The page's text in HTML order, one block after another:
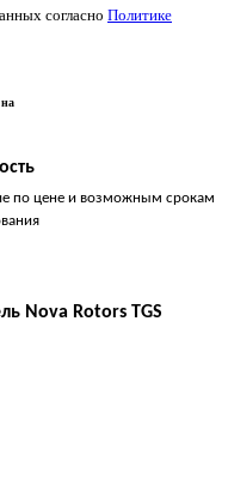
согласно Политике
по цене и возможным срокам
Nova Rotors TGS